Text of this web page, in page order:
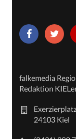
falkemedia
Redaktion
24103 Kiel